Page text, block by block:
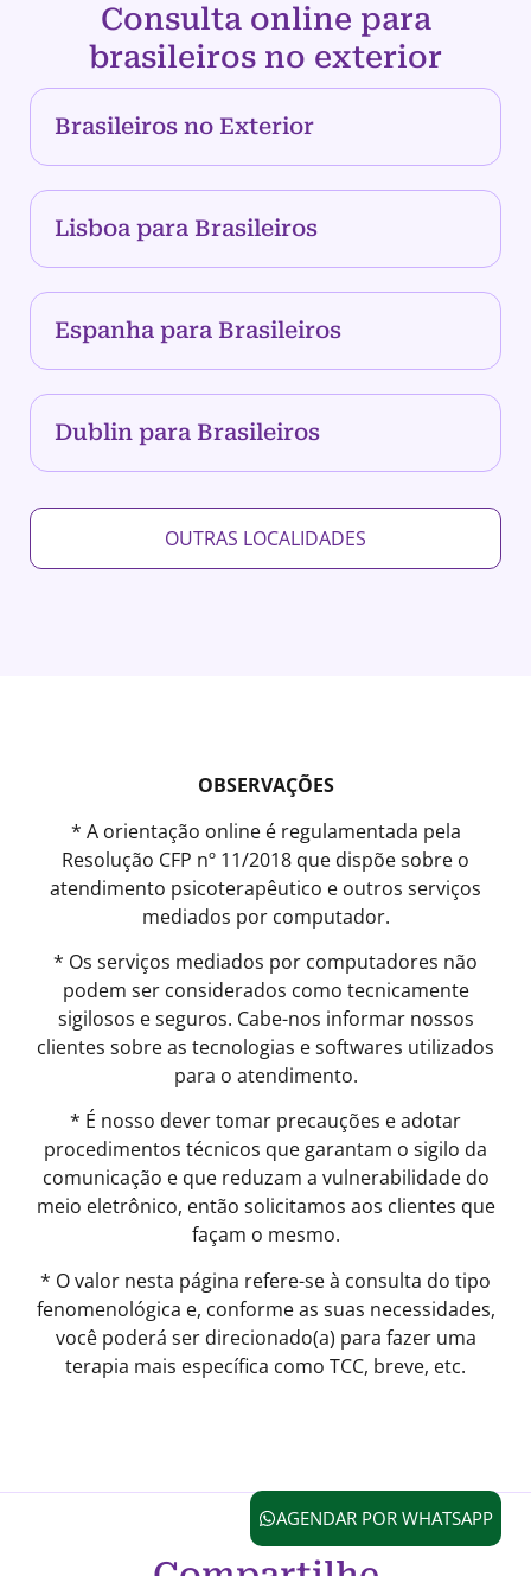
Consulta online para
brasileiros no exterior
Brasileiros no Exterior
Lisboa para Brasileiros
Espanha para Brasileiros
Dublin para Brasileiros
OUTRAS LOCALIDADES
OBSERVAÇÕES
* A orientação online é regulamentada pela
Resolução CFP nº 11/2018 que dispõe sobre o
atendimento psicoterapêutico e outros serviços
mediados por computador.
* Os serviços mediados por computadores não
podem ser considerados como tecnicamente
sigilosos e seguros. Cabe-nos informar nossos
clientes sobre as tecnologias e softwares utilizados
para o atendimento.
* É nosso dever tomar precauções e adotar
procedimentos técnicos que garantam o sigilo da
comunicação e que reduzam a vulnerabilidade do
meio eletrônico, então solicitamos aos clientes que
façam o mesmo.
* O valor nesta página refere-se à consulta do tipo
fenomenológica e, conforme as suas necessidades,
você poderá ser direcionado(a) para fazer uma
terapia mais específica como TCC, breve, etc.
AGENDAR POR WHATSAPP